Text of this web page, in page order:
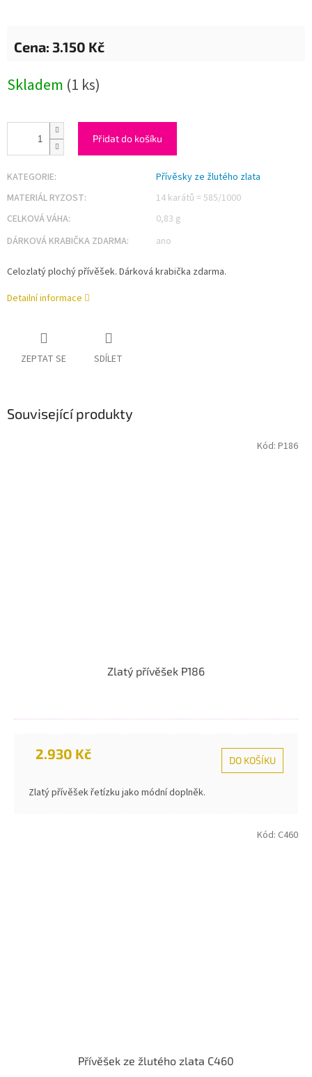
3.150 Kč
cena:
Skladem (1 ks)
Přidat do košíku
KATEGORIE:
Přívěsky ze žlutého zlata
MATERIÁL RYZOST:
14 karátů = 585/1000
CELKOVÁ VÁHA:
0,83 g
DÁRKOVÁ KRABIČKA ZDARMA: ano
Celozlatý plochý přívěšek. Dárková krabička zdarma.
Detailní informace
ZEPTAT SE SDÍLET
Související produkty
Zlatý přívěšek P186
2.930 Kč DO KOŠÍKU
Zlatý přívěšek řetízku jako módní doplněk.
Kód: P186
Přívěšek ze žlutého zlata C460
Kód: C460